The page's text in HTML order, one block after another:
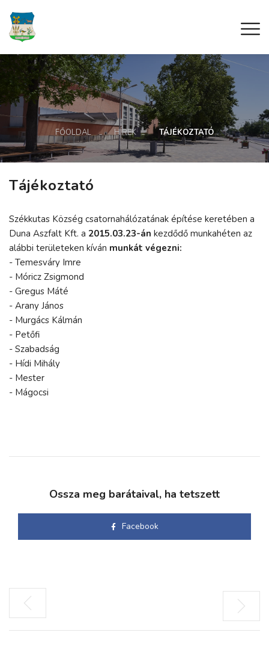
FŐOLDAL HÍREK TÁJÉKOZTATÓ
Tájékoztató
Székkutas Község csatornahálózatának építése keretében a
Duna Aszfalt Kft. a 2015.03.23-án kezdődő munkahéten az
alábbi területeken kíván munkát végezni:
- Temesváry Imre
- Móricz Zsigmond
- Gregus Máté
- Arany János
- Murgács Kálmán
- Petőfi
- Szabadság
- Hídi Mihály
- Mester
- Mágocsi
Ossza meg barátaival, ha tetszett
Facebook